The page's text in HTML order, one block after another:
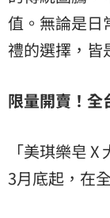
值。無論是日
禮的選擇，皆
限量開賣！全
「美琪樂皂
3月底起，在